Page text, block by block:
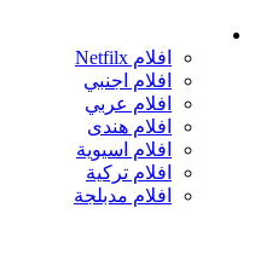
افلام Netfilx
افلام اجنبي
افلام عربي
افلام هندى
افلام اسيوية
افلام تركية
افلام مدبلجة